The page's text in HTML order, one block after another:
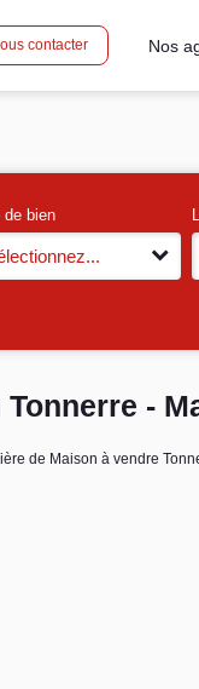
contacter Nos
de bien
-
de Maison à vendre